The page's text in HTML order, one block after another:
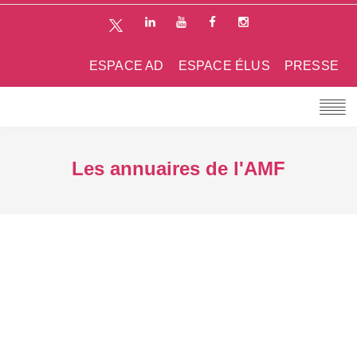
PRESSE
ESPACE ÉLUS
ESPACE AD
Les annuaires de l'AMF